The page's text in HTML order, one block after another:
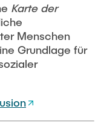
Karte der
Menschen
Grundlage für